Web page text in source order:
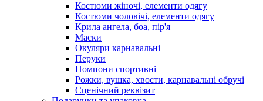
Костюми жіночі, елементи одягу
Костюми чоловічі, елементи одягу
Крила ангела, боа, пір'я
Маски
Окуляри карнавальні
Перуки
Помпони спортивні
Рожки, вушка, хвости, карнавальні обручі
Сценічний реквізит